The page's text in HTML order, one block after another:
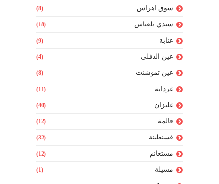
سوق اهراس (8)
سيدي بلعباس (18)
عنابة (9)
عين الدفلى (4)
عين تموشنت (8)
غرداية (11)
غليزان (40)
قالمة (12)
قسنطينة (32)
مستغانم (12)
مسيلة (1)